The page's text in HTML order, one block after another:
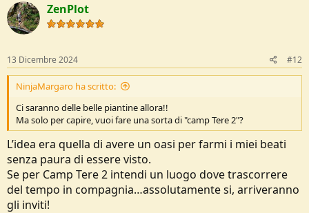
t
i
o
s
:
ZenPlot
13 Dicembre 2024 #12
NinjaMargaro ha scritto:
Ci saranno delle belle piantine allora!!
Ma solo per capire, vuoi fare una sorta di "camp Tere 2"?
L’idea era quella di avere un oasi per farmi i miei beati
senza paura di essere visto.
Se per Camp Tere 2 intendi un luogo dove trascorrere
del tempo in compagnia…assolutamente si, arriveranno
gli inviti!